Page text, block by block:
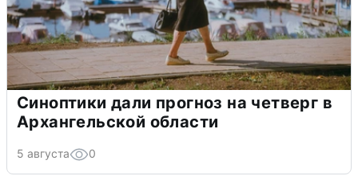
Синоптики дали прогноз на четверг в
Архангельской области
5 августа 0